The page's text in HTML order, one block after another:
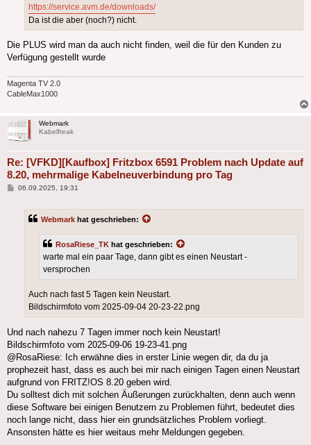
https://service.avm.de/downloads/
Da ist die aber (noch?) nicht.
Die PLUS wird man da auch nicht finden, weil die für den Kunden zu
Verfügung gestellt wurde
Magenta TV 2.0
CableMax1000
Webmark
Kabelfreak
Re: [VFKD][Kaufbox] Fritzbox 6591 Problem nach Update auf
8.20, mehrmalige Kabelneuverbindung pro Tag
Beitrag
06.09.2025, 19:31
Webmark hat geschrieben:
RosaRiese_TK hat geschrieben:
warte mal ein paar Tage, dann gibt es einen Neustart -
versprochen
Auch nach fast 5 Tagen kein Neustart.
Bildschirmfoto vom 2025-09-04 20-23-22.png
Und nach nahezu 7 Tagen immer noch kein Neustart!
Bildschirmfoto vom 2025-09-06 19-23-41.png
@RosaRiese: Ich erwähne dies in erster Linie wegen dir, da du ja
prophezeit hast, dass es auch bei mir nach einigen Tagen einen Neustart
aufgrund von FRITZ!OS 8.20 geben wird.
Du solltest dich mit solchen Äußerungen zurückhalten, denn auch wenn
diese Software bei einigen Benutzern zu Problemen führt, bedeutet dies
noch lange nicht, dass hier ein grundsätzliches Problem vorliegt.
Ansonsten hätte es hier weitaus mehr Meldungen gegeben.